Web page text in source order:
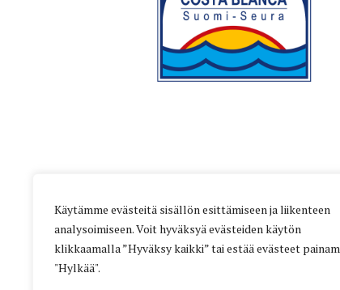
Käytämme evästeitä sisällön esittämiseen ja liikenteen
analysoimiseen. Voit hyväksyä evästeiden käytön
klikkaamalla ”Hyväksy kaikki” tai estää evästeet
"Hylkää".